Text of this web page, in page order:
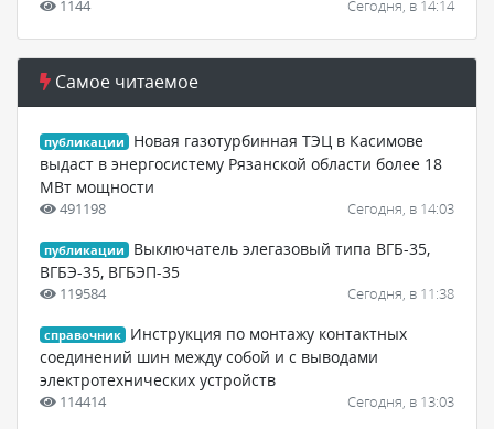
1144 Сегодня, в 14:14
Самое читаемое
публикации
Новая газотурбинная ТЭЦ в Касимове
выдаст в энергосистему Рязанской области более 18
МВт мощности
491198 Сегодня, в 14:03
публикации
Выключатель элегазовый типа ВГБ-35,
ВГБЭ-35, ВГБЭП-35
119584 Сегодня, в 11:38
справочник
Инструкция по монтажу контактных
соединений шин между собой и с выводами
электротехнических устройств
114414 Сегодня, в 13:03